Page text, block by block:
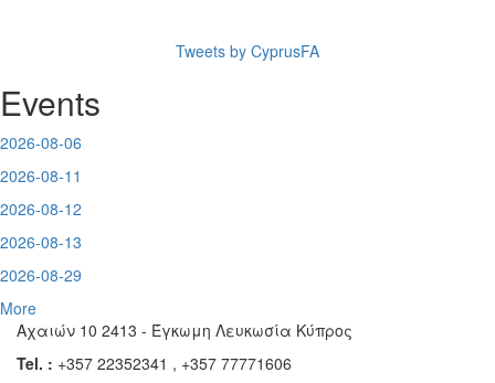
Tweets by CyprusFA
Events
2026-08-06
2026-08-11
2026-08-12
2026-08-13
2026-08-29
More
Αχαιών 10 2413 - Έγκωμη Λευκωσία Κύπρος
Tel. : +357 22352341 , +357 77771606